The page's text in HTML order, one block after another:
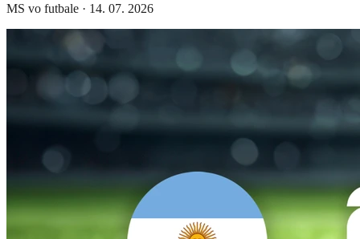
MS vo futbale · 14. 07. 2026